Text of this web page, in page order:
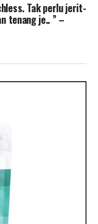
Tak perlu jerit-
tenang je.. ” –